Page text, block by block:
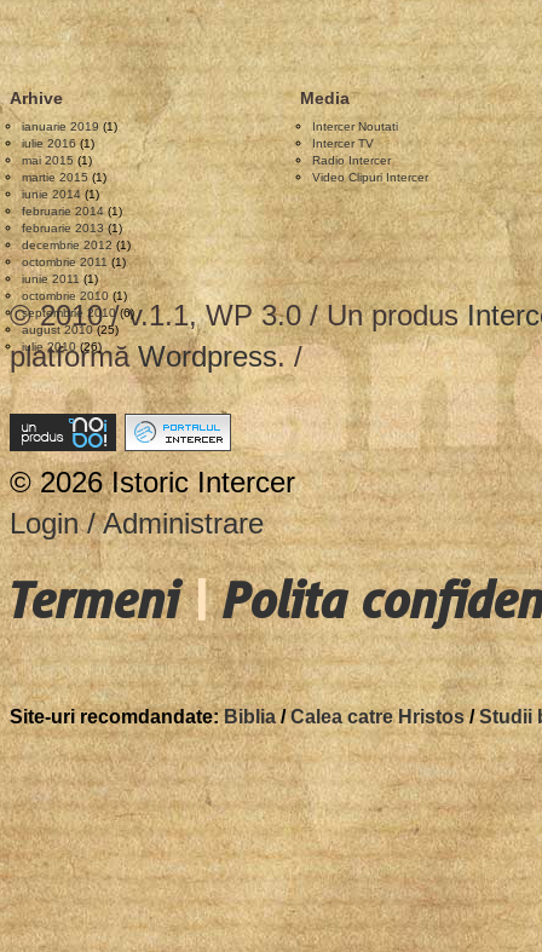
ani
de
activitate!
Arhive
ianuarie 2019 (1)
iulie 2016(1)
mai 2015 (1)
martie 2015 (1)
iunie 2014 (1)
februarie 2014(1)
februarie 2013 (1)
decembrie 2012 (1)
octombrie 2011(1)
iunie 2011 (1)
octombrie 2010 (1)
septembrie 2010(6)
august 2010(25)
iulie 2010(26)
Media
Intercer Noutati
Intercer TV
Radio Intercer
Video Clipuri Intercer
© 2010 / v.1.1, WP 3.0 / Un produs
platformăWordpress. /
© 2026 Istoric Intercer
Login / Administrare
Termeni|Polita
Site-uri recomdandate:Biblia/Calea catre Hristos/Studii